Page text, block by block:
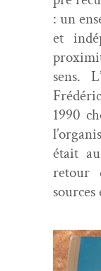
: un
et
sens.
1990
était
retour
sources